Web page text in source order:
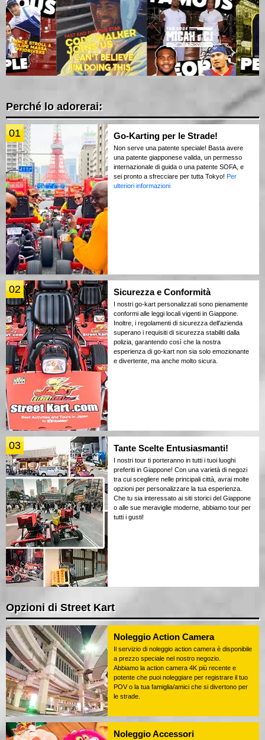
Perché lo adorerai:
01 Go-Karting per le Strade!
Non serve una patente speciale! Basta avere
una patente giapponese valida, un permesso
internazionale di guida o una patente SOFA, e
sei pronto a sfrecciare per tutta Tokyo! Per
ulteriori informazioni
02 Sicurezza e Conformità
I nostri go-kart personalizzati sono pienamente
conformi alle leggi locali vigenti in Giappone.
Inoltre, i regolamenti di sicurezza dell'azienda
superano i requisiti di sicurezza stabiliti dalla
polizia, garantendo così che la nostra
esperienza di go-kart non sia solo emozionante
e divertente, ma anche molto sicura.
03 Tante Scelte Entusiasmanti!
I nostri tour ti porteranno in tutti i tuoi luoghi
preferiti in Giappone! Con una varietà di negozi
tra cui scegliere nelle principali città, avrai molte
opzioni per personalizzare la tua esperienza.
Che tu sia interessato ai siti storici del Giappone
o alle sue meraviglie moderne, abbiamo tour per
tutti i gusti!
Opzioni di Street Kart
Noleggio Action Camera
Il servizio di noleggio action camera è disponibile
a prezzo speciale nel nostro negozio.
Abbiamo la action camera 4K più recente e
potente che puoi noleggiare per registrare il tuo
POV o la tua famiglia/amici che si divertono per
le strade.
Noleggio Accessori